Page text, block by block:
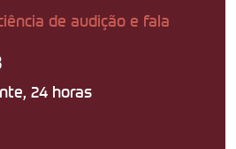
de audição e fala
24 horas